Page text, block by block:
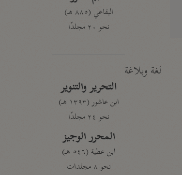
البقاعي (٨٨٥ هـ)
نحو ٢٠ مجلدًا
لغة وبلاغة
التحرير والتنوير
ابن عاشور (١٣٩٣ هـ)
نحو ٢٤ مجلدًا
المحرر الوجيز
ابن عطية (٥٤٦ هـ)
نحو ٨ مجلدات